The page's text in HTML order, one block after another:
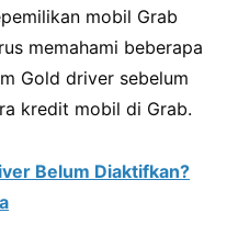
mobil Grab
memahami beberapa
Gold driver sebelum
kredit mobil di Grab.
Belum Diaktifkan?